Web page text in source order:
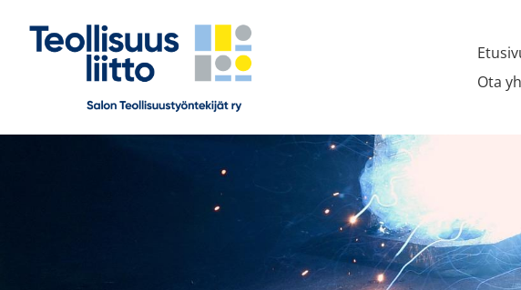
Siirry
sivun
Salon Teollisuustyöntekijät ry
Ota